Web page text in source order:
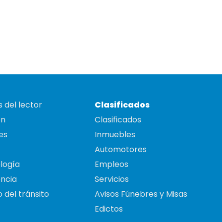
del lector
del tránsito
Clasificados
Clasificados
Inmuebles
Automotores
Empleos
Servicios
Avisos Fúnebres y Misas
Edictos